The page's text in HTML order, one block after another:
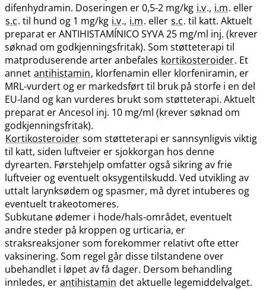
difenhydramin. Doseringen er 0,5-2 mg/kg i.v., i.m. eller
s.c. til hund og 1 mg/kg i.v., i.m. eller s.c. til katt. Aktuelt
preparat er ANTIHISTAMÍNICO SYVA 25 mg/ml inj. (krever
søknad om godkjenningsfritak). Som støtteterapi til
matproduserende arter anbefales kortikosteroider. Et
annet antihistamin, klorfenamin eller klorfeniramin, er
MRL-vurdert og er markedsført til bruk på storfe i en del
EU-land og kan vurderes brukt som støtteterapi. Aktuelt
preparat er Ancesol inj. 10 mg/ml (krever søknad om
godkjenningsfritak).
Kortikosteroider som støtteterapi er sannsynligvis viktig
til katt, siden luftveier er sjokkorgan hos denne
dyrearten. Førstehjelp omfatter også sikring av frie
luftveier og eventuelt oksygentilskudd. Ved utvikling av
uttalt larynksødem og spasmer, må dyret intuberes og
eventuelt trakeotomeres.
Subkutane ødemer i hode​/​hals-området, eventuelt
andre steder på kroppen og urticaria, er
straksreaksjoner som forekommer relativt ofte etter
vaksinering. Som regel går disse tilstandene over
ubehandlet i løpet av få dager. Dersom behandling
innledes, er antihistamin det aktuelle legemiddelvalget.